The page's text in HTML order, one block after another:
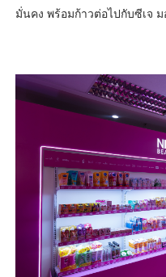
มั่นคง พร้อมก้าวต่อไปกับซีเจ